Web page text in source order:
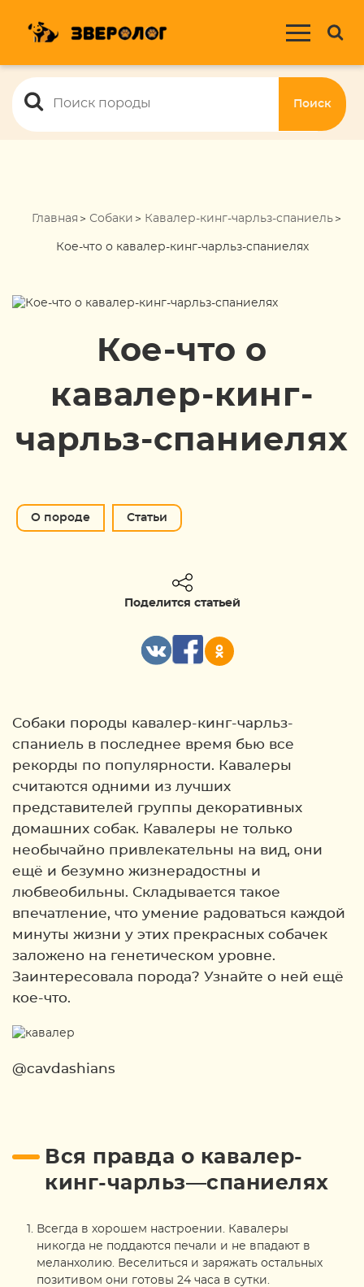
Поиск
Главная Собаки Кавалер-кинг-чарльз-спаниель
Кое-что о кавалер-кинг-чарльз-спаниелях
Кое-что о
кавалер-кинг-
чарльз-спаниелях
О породе Статьи
Поделится статьей
Собаки породы кавалер-кинг-чарльз-
спаниель в последнее время бью все
рекорды по популярности. Кавалеры
считаются одними из лучших
представителей группы декоративных
домашних собак. Кавалеры не только
необычайно привлекательны на вид, они
ещё и безумно жизнерадостны и
любвеобильны. Складывается такое
впечатление, что умение радоваться каждой
минуты жизни у этих прекрасных собачек
заложено на генетическом уровне.
Заинтересовала порода? Узнайте о ней ещё
кое-что.
@cavdashians
Вся правда о кавалер-
кинг-чарльз—спаниелях
Всегда в хорошем настроении. Кавалеры
никогда не поддаются печали и не впадают в
меланхолию. Веселиться и заряжать остальных
позитивом они готовы 24 часа в сутки.